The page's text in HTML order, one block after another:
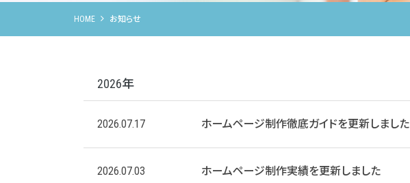
HOME お知らせ
2026年
2026.07.17 ホームページ制作徹底ガイドを更新しました
2026.07.03 ホームページ制作実績を更新しました